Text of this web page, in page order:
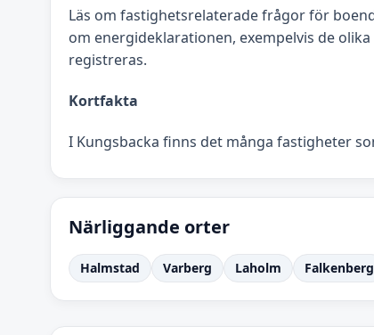
Läs om fastighetsrelaterade frågor för
om energideklarationen, exempelvis de
registreras.
Kortfakta
I Kungsbacka finns det många fastigheter
Närliggande orter
Halmstad Varberg Laholm Falkenberg